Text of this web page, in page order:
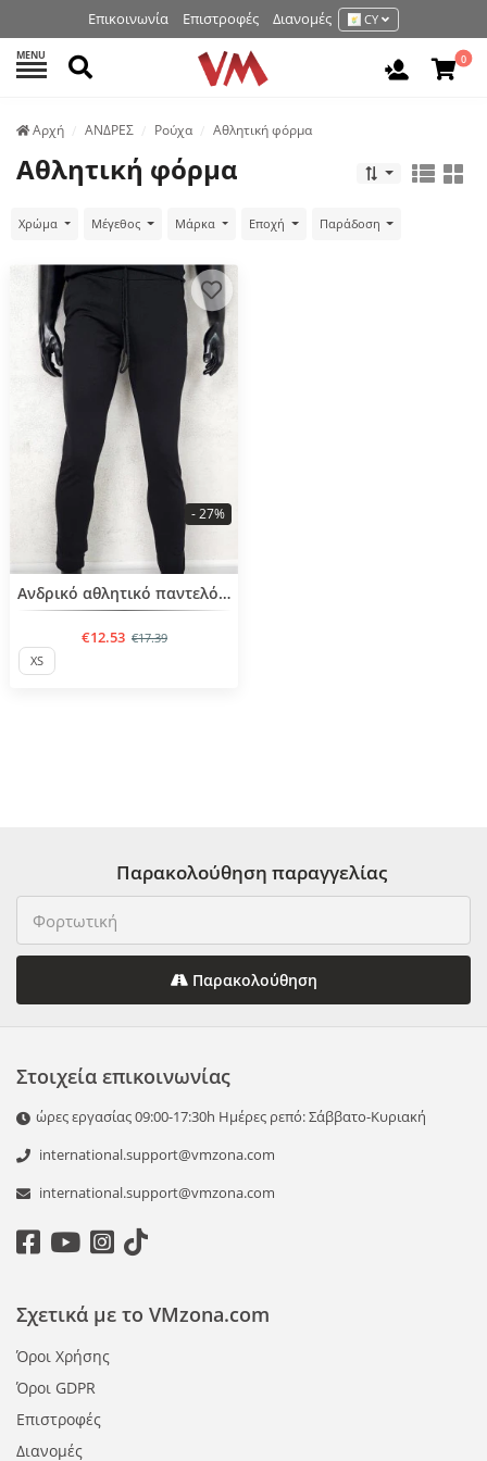
Επικοινωνία Επιστροφές Διανομές CY
MENU Αναζήτηση 0
Аρχή ΑΝΔΡΕΣ Ρούχα Αθλητική φόρμα
Αθλητική φόρμα
Χρώμα Μέγεθος Μάρκα Εποχή Παράδοση
BESTSELLERΑνδρικό αθλητικό παντελόνι
€12.53 €17.39
- 27%
XS
Παρακολούθηση παραγγελίας
Παρακολούθηση
Στοιχεία επικοινωνίας
ώρες εργασίας 09:00-17:30h Ημέρες ρεπό: Σάββατο-Κυριακή
international.support@vmzona.com
international.support@vmzona.com
Σχετικά με το VMzona.com
Όροι Χρήσης
Όροι GDPR
Επιστροφές
Διανομές